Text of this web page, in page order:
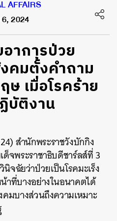
AFFAIRS
6, 2024
อาการป่วย
คมตั้งคำถาม
เมื่อโรคร้าย
บัติงาน
สำนักพระราชวังบักกิง
จพระราชาธิบดีชาร์ลส์ที่ 3
จฉัยว่าป่วยเป็นโรคมะเร็ง
ที่บางอย่างในอนาคตได้
มบางส่วนถึงความเหมาะ